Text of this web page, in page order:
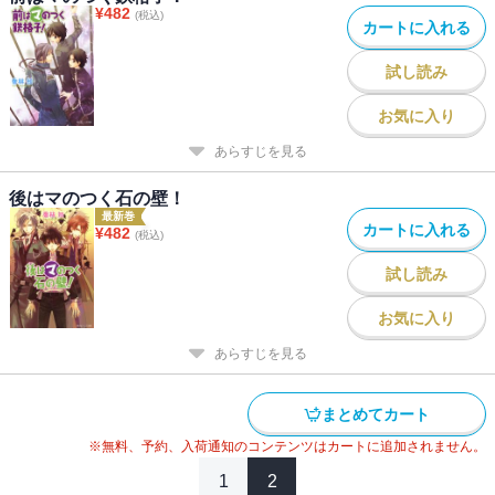
¥482 (税込)
カートに入れる
試し読み
お気に入り
あらすじを見る
後はマのつく石の壁！
最新巻
¥482 (税込) カートに入れる
試し読み
お気に入り
あらすじを見る
まとめてカート
※無料、予約、入荷通知のコンテンツはカートに追加されません。
1 2